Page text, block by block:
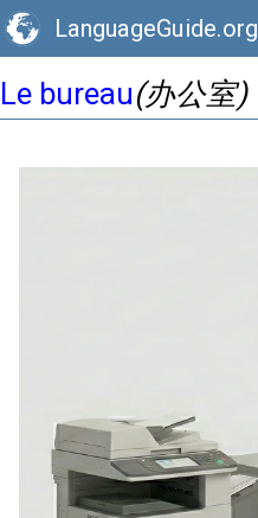
LanguageGuide.org
Le bureau(办公室)